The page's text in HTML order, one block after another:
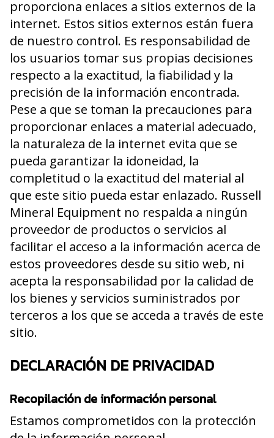
proporciona enlaces a sitios externos de la
internet. Estos sitios externos están fuera
de nuestro control. Es responsabilidad de
los usuarios tomar sus propias decisiones
respecto a la exactitud, la fiabilidad y la
precisión de la información encontrada.
Pese a que se toman la precauciones para
proporcionar enlaces a material adecuado,
la naturaleza de la internet evita que se
pueda garantizar la idoneidad, la
completitud o la exactitud del material al
que este sitio pueda estar enlazado. Russell
Mineral Equipment no respalda a ningún
proveedor de productos o servicios al
facilitar el acceso a la información acerca de
estos proveedores desde su sitio web, ni
acepta la responsabilidad por la calidad de
los bienes y servicios suministrados por
terceros a los que se acceda a través de este
sitio.
DECLARACIÓN DE PRIVACIDAD
Recopilación de información personal
Estamos comprometidos con la protección